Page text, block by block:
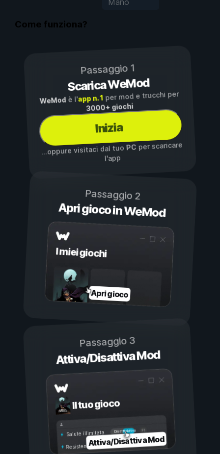
Come funziona?
Passaggio 1
Scarica WeMod
WeMod è l'app n. 1per mod e trucchi per
3000+ giochi
Inizia
...oppure visitaci dal tuoPC per scaricare
l'app
Passaggio 2
Apri gioco in WeMod
I miei giochi
Apri gioco
Passaggio 3
Attiva/Disattiva Mod
Il tuo gioco
Attivo
Disattivo
Salute illimitata
Resistenza illimitata
Attiva/Disattiva Mod